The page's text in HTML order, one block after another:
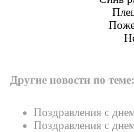
Другие новости по теме:
Поздравления с
Поздравления с